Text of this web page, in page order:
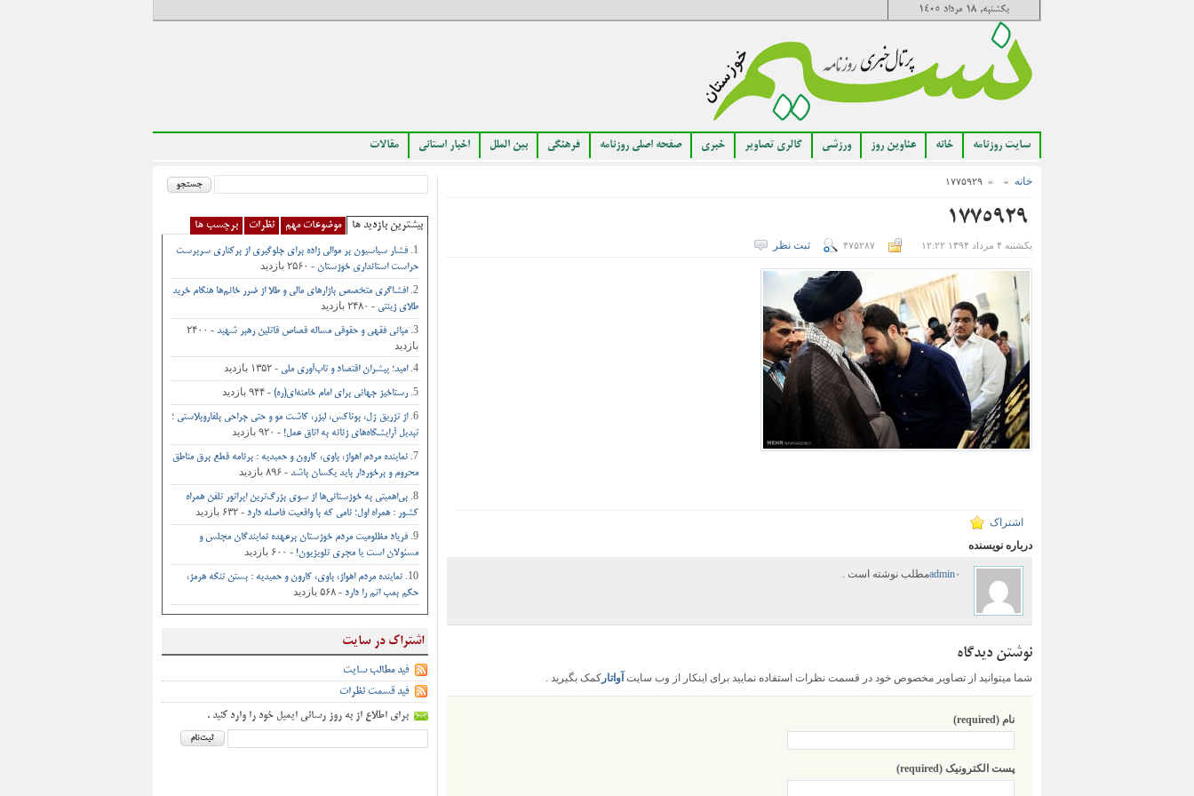
یکشنبه, ۱۸ مرداد ۱۴۰۵
سایت روزنامه خانه عناوین روز ورزشی گالری تصاویر خبری صفحه اصلی روزنامه فرهنگی بین الملل اخبار استانی مقالات
خانه » » ۱۷۷۵۹۲۹
۱۷۷۵۹۲۹
یکشنبه ۴ مرداد ۱۳۹۴ ۱۲:۲۲ ۴۷۵۲۸۷ ثبت نظر
اشتراک
درباره نویسنده
admin۰مطلب نوشته است .
نوشتن دیدگاه
شما میتوانید از تصاویر مخصوص خود در قسمت نظرات استفاده نمایید برای اینکار از وب سایت آواتار کمک بگیرید .
نام (required)
پست الکترونیک (required)
بیشترین بازدید ها موضوعات مهم نظرات برچسب ها
فشار سیاسیون بر موالی زاده برای جلوگیری از برکناری سرپرست
حراست استانداری خوزستان - ۲۵۶۰ بازدید
افشاگری متخصص بازارهای مالی و طلا از ضرر خانم‌ها هنگام خرید
طلای زینتی - ۲۴۸۰ بازدید
مبانی فقهی و حقوقی مساله قصاص قاتلین رهبر شهید
- ۲۴۰۰
بازدید
امید؛ پیشران اقتصاد و تاب‌آوری ملی - ۱۳۵۲ بازدید
رستاخیز جهانی برای امام خامنه‌ای(ره) - ۹۴۴ بازدید
از تزریق ژل، بوتاکس، لیزر، کاشت مو و حتی جراحی‌ بلفاروپلاستی ؛
تبدیل آرایشگاه‌های زنانه به اتاق‌ عمل‌! - ۹۲۰ بازدید
نماینده مردم اهواز، باوی، کارون و حمیدیه : برنامه قطع برق مناطق
محروم و برخوردار باید یکسان باشد - ۸۹۶ بازدید
بی‌اهمیتی به خوزستانی‌ها از سوی بزرگ‌ترین اپراتور تلفن همراه
کشور : همراه اول؛ نامی که با واقعیت فاصله دارد - ۶۳۲ بازدید
فریاد مظلومیت مردم خوزستان برعهده نمایندگان مجلس و
مسئولان است یا مجری تلویزیون! - ۶۰۰ بازدید
نماینده مردم اهواز، باوی، کارون و حمیدیه : بستن تنگه هرمز،
حکم بمب اتم را دارد - ۵۶۸ بازدید
اشتراک در سایت
فید مطالب سایت
فید قسمت نظرات
برای اطلاع از به روز رسانی ایمیل خود را وارد کنید .